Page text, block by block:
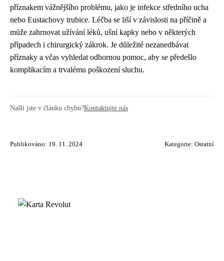
příznakem vážnějšího problému, jako je infekce středního ucha
nebo Eustachovy trubice. Léčba se liší v závislosti na příčině a
může zahrnovat užívání léků, ušní kapky nebo v některých
případech i chirurgický zákrok. Je důležité nezanedbávat
příznaky a včas vyhledat odbornou pomoc, aby se předešlo
komplikacím a trvalému poškození sluchu.
Našli jste v článku chybu?Kontaktujte nás
Publikováno: 19. 11. 2024 Kategorie: Ostatní